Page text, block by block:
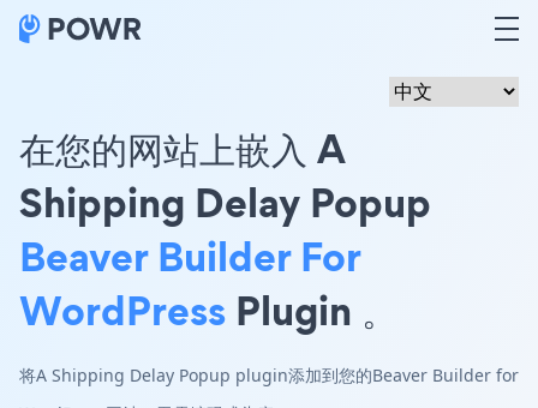
在您的网站上嵌入 A
Shipping Delay Popup
Beaver Builder For
WordPress Plugin 。
将A Shipping Delay Popup plugin添加到您的Beaver Builder for